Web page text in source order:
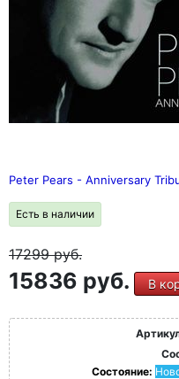
Peter Pears - Anniversary
Есть в наличии
17299руб.
15836 руб. В
Состояние: